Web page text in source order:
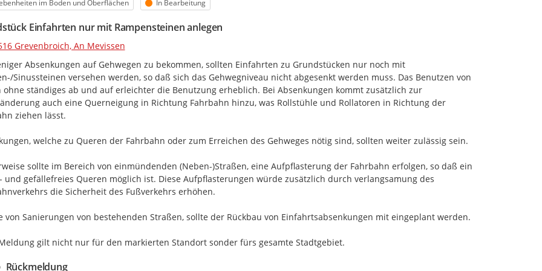
Dann brauchen sie Barrierefreiheit.
Drei Prozent aller Behinderungen sind angeboren.
- weil man krank ist
- weil man einen Unfall hat
- weil man älter wird.
Welche Barrieren gibt es in Grevenbroich?
Man kann etwas nicht gut machen.
- weil es zu eng ist
- weil man nicht gut sehen kann
Zum Beispiel:
- Eine Tür ist zu schwer.
im Boden und Oberflächen Status
In Bearbeitung
Einfahrten nur mit Rampensteinen anlegen
Grevenbroich, An Mevissen
Absenkungen auf Gehwegen zu bekommen, sollten Einfahrten zu Grundstücken nur noch mit
Sinussteinen versehen werden, so daß sich das Gehwegniveau nicht abgesenkt werden muss. Das Benutzen von
ohne ständiges ab und auf erleichter die Benutzung erheblich. Bei Absenkungen kommt zusätzlich zur
auch eine Querneigung in Richtung Fahrbahn hinzu, was Rollstühle und Rollatoren in Richtung der
ziehen lässt.
welche zu Queren der Fahrbahn oder zum Erreichen des Gehweges nötig sind, sollten weiter zulässig sein.
sollte im Bereich von einmündenden (Neben-)Straßen, eine Aufpflasterung der Fahrbahn erfolgen, so daß ein
und gefällefreies Queren möglich ist. Diese Aufpflasterungen würde zusätzlich durch verlangsamung des
die Sicherheit des Fußverkehrs erhöhen.
von Sanierungen von bestehenden Straßen, sollte der Rückbau von Einfahrtsabsenkungen mit eingeplant werden.
gilt nicht nur für den markierten Standort sonder fürs gesamte Stadtgebiet.
Rückmeldung